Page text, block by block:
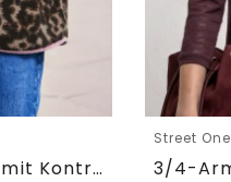
Teddy-Jacke mit Kontrastdetail
Street One